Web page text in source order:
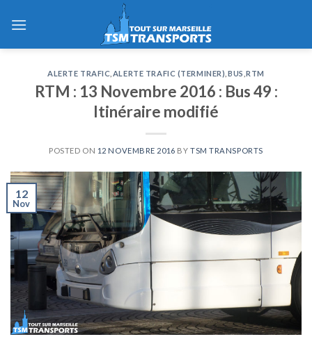
ALERTE TRAFIC ALERTE TRAFIC (TERMINER) BUS ,RTM
RTM : 13 Novembre 2016 : Bus 49 :
Itinéraire modifié
POSTED ON 12 NOVEMBRE 2016 BY TSM TRANSPORTS
12
Nov